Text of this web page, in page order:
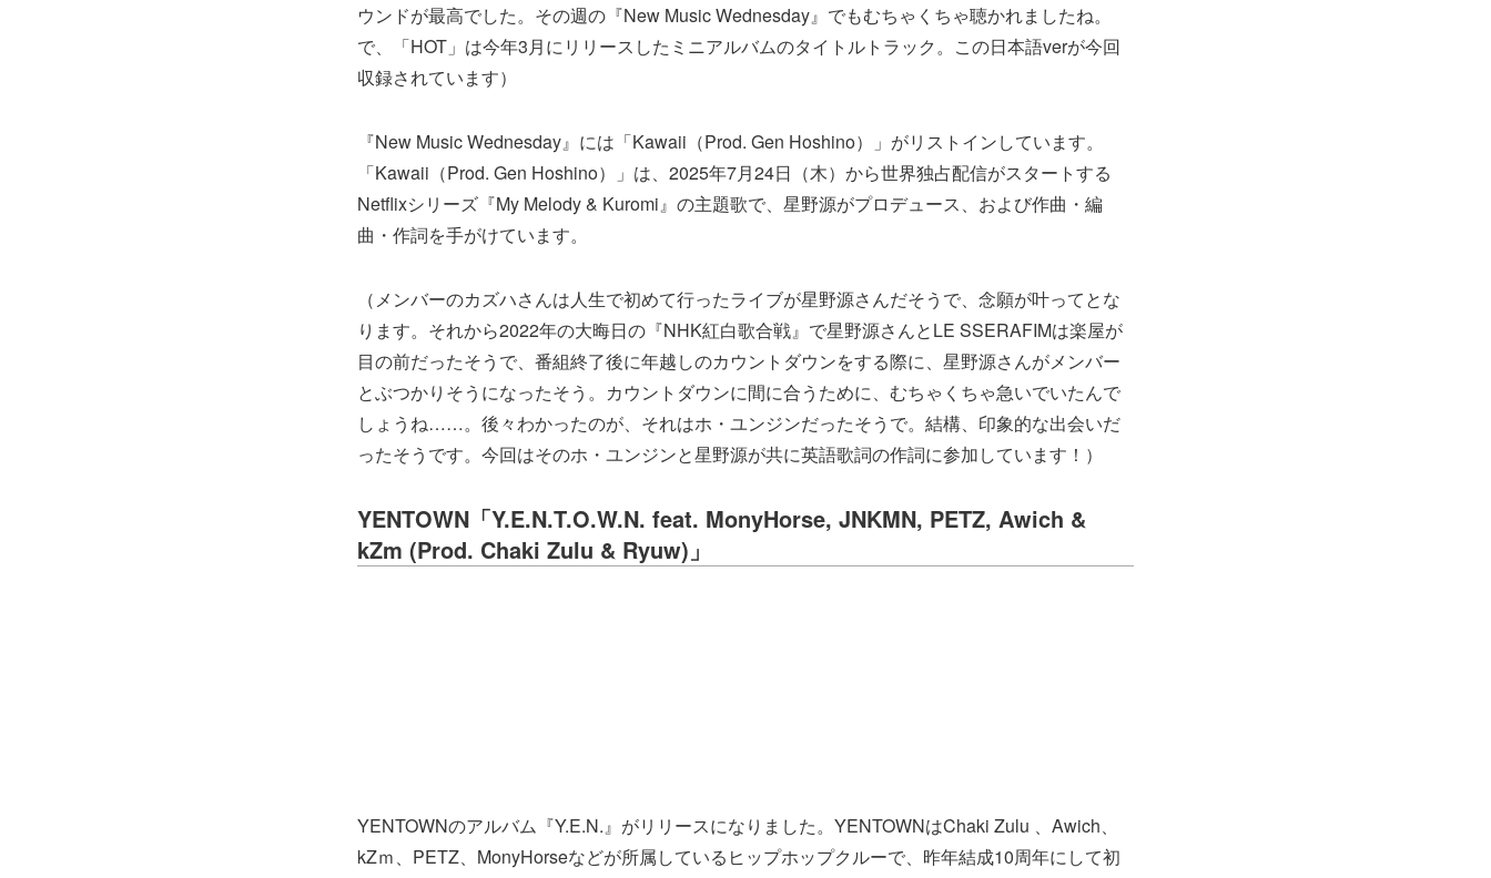
ウンドが最高でした。その週の『New Music Wednesday』でもむちゃくちゃ聴かれましたね。
で、「HOT」は今年3月にリリースしたミニアルバムのタイトルトラック。この日本語verが今回
収録されています）
『New Music Wednesday』には「Kawaii（Prod. Gen Hoshino）」がリストインしています。
「Kawaii（Prod. Gen Hoshino）」は、2025年7月24日（木）から世界独占配信がスタートする
Netflixシリーズ『My Melody & Kuromi』の主題歌で、星野源がプロデュース、および作曲・編
曲・作詞を手がけています。
（メンバーのカズハさんは人生で初めて行ったライブが星野源さんだそうで、念願が叶ってとな
ります。それから2022年の大晦日の『NHK紅白歌合戦』で星野源さんとLE SSERAFIMは楽屋が
目の前だったそうで、番組終了後に年越しのカウントダウンをする際に、星野源さんがメンバー
とぶつかりそうになったそう。カウントダウンに間に合うために、むちゃくちゃ急いでいたんで
しょうね……。後々わかったのが、それはホ・ユンジンだったそうで。結構、印象的な出会いだ
ったそうです。今回はそのホ・ユンジンと星野源が共に英語歌詞の作詞に参加しています！）
YENTOWN「​Y.E.N.T.O.W.N. feat. MonyHorse, JNKMN, PETZ, Awich &
kZm (Prod. Chaki Zulu & Ryuw)」
YENTOWNのアルバム『Y.E.N.』がリリースになりました。YENTOWNはChaki Zulu 、Awich、
kZｍ、PETZ、MonyHorseなどが所属しているヒップホップクルーで、昨年結成10周年にして初